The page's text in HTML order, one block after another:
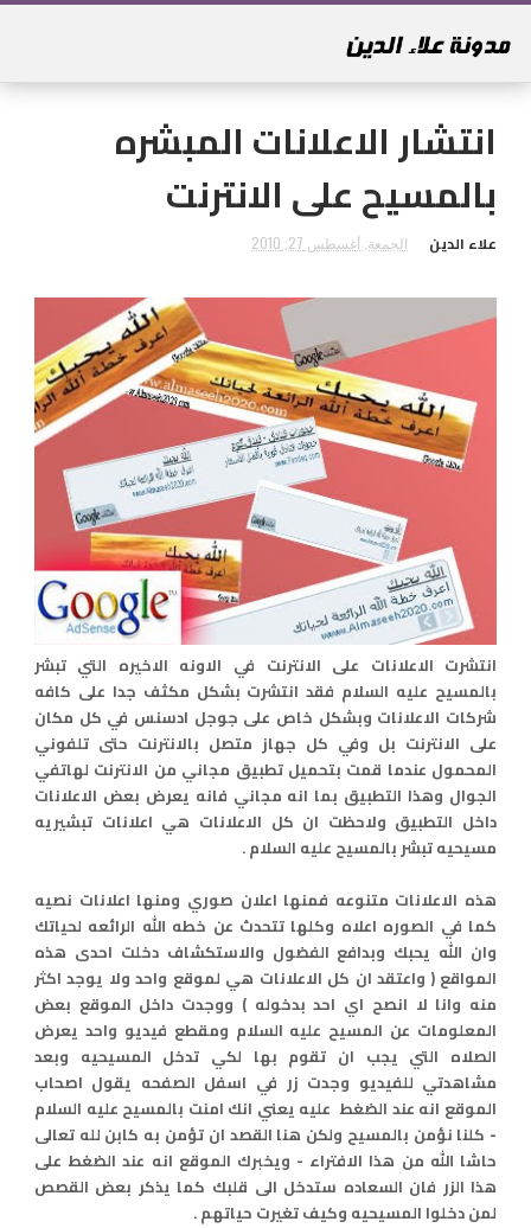
انتشار الاعلانات المبشره
بالمسيح على الانترنت
علاء الدين الجمعة, أغسطس 27, 2010
انتشرت الاعلانات على الانترنت في الاونه الاخيره التي تبشر
بالمسيح عليه السلام فقد انتشرت بشكل مكثف جدا على كافه
شركات الاعلانات وبشكل خاص على جوجل ادسنس في كل مكان
على الانترنت بل وفي كل جهاز متصل بالانترنت حتى تلفوني
المحمول عندما قمت بتحميل تطبيق مجاني من الانترنت لهاتفي
الجوال وهذا التطبيق بما انه مجاني فانه يعرض بعض الاعلانات
داخل التطبيق ولاحظت ان كل الاعلانات هي اعلانات تبشيريه
مسيحيه تبشر بالمسيح عليه السلام .
هذه الاعلانات متنوعه فمنها اعلان صوري ومنها اعلانات نصيه
كما في الصوره اعلاه وكلها تتحدث عن خطه الله الرائعه لحياتك
وان الله يحبك وبدافع الفضول والاستكشاف دخلت احدى هذه
المواقع ( واعتقد ان كل الاعلانات هي لموقع واحد ولا يوجد اكثر
منه وانا لا انصح اي احد بدخوله ) ووجدت داخل الموقع بعض
المعلومات عن المسيح عليه السلام ومقطع فيديو واحد يعرض
الصلاه التي يجب ان تقوم بها لكي تدخل المسيحيه وبعد
مشاهدتي للفيديو وجدت زر في اسفل الصفحه يقول اصحاب
الموقع انه عند الضغط عليه يعني انك امنت بالمسيح عليه السلام
- كلنا نؤمن بالمسيح ولكن هنا القصد ان تؤمن به كابن لله تعالى
حاشا الله من هذا الافتراء - ويخبرك الموقع انه عند الضغط على
هذا الزر فان السعاده ستدخل الى قلبك كما يذكر بعض القصص
لمن دخلوا المسيحيه وكيف تغيرت حياتهم .